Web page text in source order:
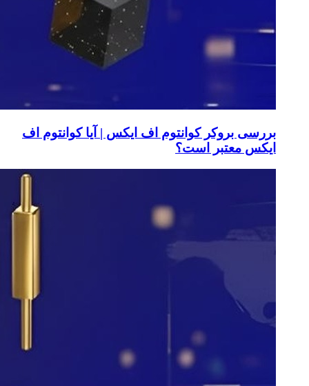
بررسی بروکر کوانتوم اف ایکس | آیا کوانتوم اف
ایکس معتبر است؟